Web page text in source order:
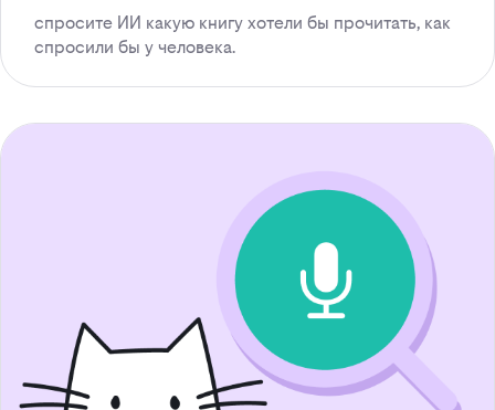
спросите ИИ какую книгу хотели бы прочитать, как
спросили бы у человека.